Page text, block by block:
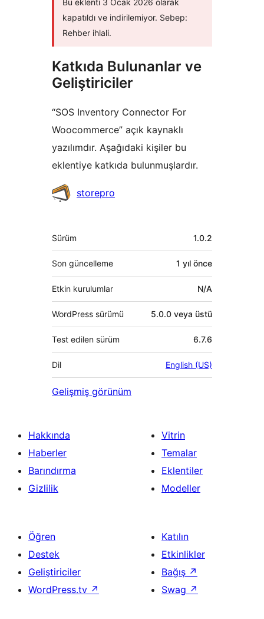
kapatıldı ve indirilemiyor. Sebep:
Rehber ihlali.
Katkıda Bulunanlar ve
Geliştiriciler
“SOS Inventory Connector For
Woocommerce” açık kaynaklı
yazılımdır. Aşağıdaki kişiler bu
eklentiye katkıda bulunmuşlardır.
Katkıdastorepro
Meta
Sürüm 1.0.2
Son güncelleme 1 yıl önce
Etkin kurulumlar N/A
WordPress sürümü 5.0.0 veya üstü
Test edilen sürüm 6.7.6
Dil English (US)
Gelişmiş görünüm
Hakkında
Haberler
Barındırma
Gizlilik
Vitrin
Temalar
Eklentiler
Modeller
Öğren
Destek
Geliştiriciler
WordPress.tv ↗
Katılın
Etkinlikler
Bağış ↗
Swag ↗